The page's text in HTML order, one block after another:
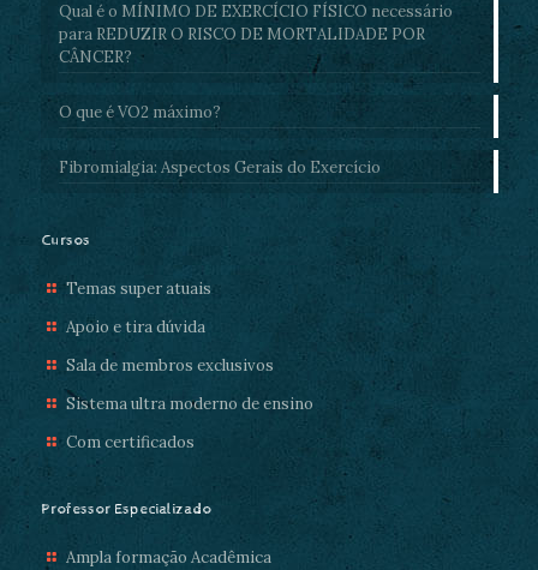
Qual é o MÍNIMO DE EXERCÍCIO FÍSICO necessário
para REDUZIR O RISCO DE MORTALIDADE POR
CÂNCER?
O que é VO2 máximo?
Fibromialgia: Aspectos Gerais do Exercício
Cursos
Temas super atuais
Apoio e tira dúvida
Sala de membros exclusivos
Sistema ultra moderno de ensino
Com certificados
Professor Especializado
Ampla formação Acadêmica